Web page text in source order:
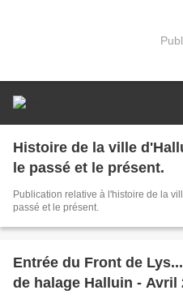
Histoire de la ville
le passé et le présent.
Publication relative à l'histoire de la
passé et le présent.
Entrée du Front de
de halage Halluin - Avril